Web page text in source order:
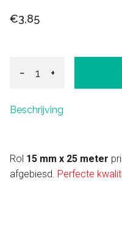
€3,85
− +
Beschrijving
Rol 15 mm x 25 meter
afgebiesd. Perfecte